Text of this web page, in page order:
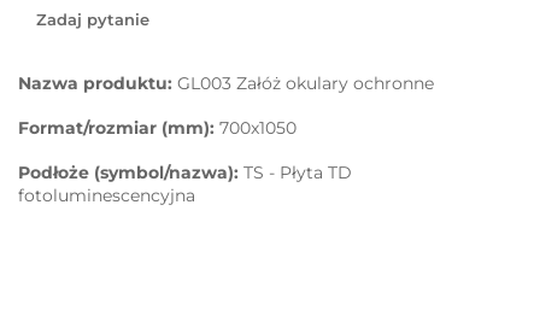
Zadaj pytanie
Nazwa produktu: GL003 Załóż okulary ochronne
Format/rozmiar (mm): 700x1050
Podłoże (symbol/nazwa): TS - Płyta TD
fotoluminescencyjna